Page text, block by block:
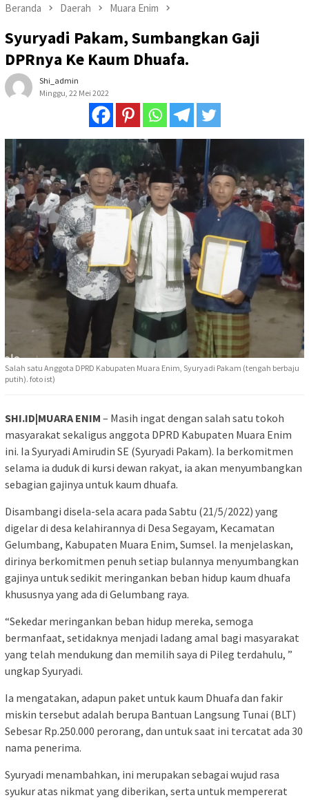
Beranda Daerah Muara Enim
Syuryadi Pakam, Sumbangkan Gaji
DPRnya Ke Kaum Dhuafa.
Shi_admin
Minggu, 22 Mei 2022
Salah satu Anggota DPRD Kabupaten Muara Enim, Syuryadi Pakam (tengah berbaju
putih). foto ist)
SHI.ID|MUARA ENIM – Masih ingat dengan salah satu tokoh
masyarakat sekaligus anggota DPRD Kabupaten Muara Enim
ini. Ia Syuryadi Amirudin SE (Syuryadi Pakam). Ia berkomitmen
selama ia duduk di kursi dewan rakyat, ia akan menyumbangkan
sebagian gajinya untuk kaum dhuafa.
Disambangi disela-sela acara pada Sabtu (21/5/2022) yang
digelar di desa kelahirannya di Desa Segayam, Kecamatan
Gelumbang, Kabupaten Muara Enim, Sumsel. Ia menjelaskan,
dirinya berkomitmen penuh setiap bulannya menyumbangkan
gajinya untuk sedikit meringankan beban hidup kaum dhuafa
khususnya yang ada di Gelumbang raya.
“Sekedar meringankan beban hidup mereka, semoga
bermanfaat, setidaknya menjadi ladang amal bagi masyarakat
yang telah mendukung dan memilih saya di Pileg terdahulu, ”
ungkap Syuryadi.
Ia mengatakan, adapun paket untuk kaum Dhuafa dan fakir
miskin tersebut adalah berupa Bantuan Langsung Tunai (BLT)
Sebesar Rp.250.000 perorang, dan untuk saat ini tercatat ada 30
nama penerima.
Syuryadi menambahkan, ini merupakan sebagai wujud rasa
syukur atas nikmat yang diberikan, serta untuk mempererat